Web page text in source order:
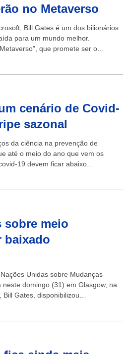
no Metaverso
Bill Gates é um dos bilionários
para um mundo melhor.
que promete ser o
cenário de Covid-
sazonal
da ciência na prevenção de
até o meio do ano que vem os
19 devem ficar abaixo...
sobre meio
baixado
Unidas sobre Mudanças
domingo (31) em Glasgow, na
Gates, disponibilizou